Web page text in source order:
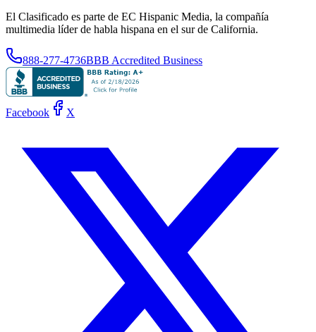
El Clasificado es parte de EC Hispanic Media, la compañía
multimedia líder de habla hispana en el sur de California.
888-277-4736BBB Accredited Business
Facebook X